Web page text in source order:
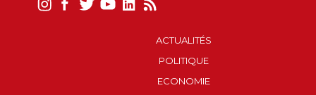
ACTUALITÉS
POLITIQUE
ECONOMIE